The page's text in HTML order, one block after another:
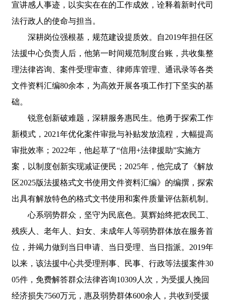
宣讲感人事迹，以实实在在的工作成效，诠释着新时代司
法行政人的使命与担当。
深耕岗位强根基，规范建设提质效。自2019年担任区
法援中心负责人后，他第一时间规范制度台账，共收集整
理法律咨询、案件受理审查、律师库管理、通讯录等各类
文件资料汇编80余本，为高效开展各项工作打下坚实的基
础。
锐意创新破难题，深耕服务惠民生。他勇于探索工作
新模式，2021年优化案件审批与补贴发放流程，大幅提高
审批效率；2022年，他起草了“信用+法律援助”实施方
案，以制度创新实现减证便民；2025年，他完成了《解放
区2025版法援格式文书使用文件资料汇编》的编撰，探索
出具有解放特色的格式文书使用和案件质量评估新机制。
心系弱势群众，坚守为民底色。莫辉始终把农民工、
残疾人、老年人、妇女、未成年人等弱势群体放在服务首
位，并竭力做到当日申请、当日受理、当日指派。2019年
以来，该法援中心共受理刑事、民事、行政等法援案件30
05件，免费解答群众法律咨询10309人次，为受援人挽回
经济损失7560万元，惠及弱势群体600余人，共收到受援